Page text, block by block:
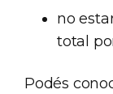
no
total
Podés